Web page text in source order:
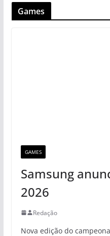
Games
GAMES
Samsung
2026
Redação
Nova edição do